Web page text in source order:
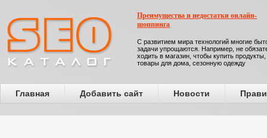
Преимущества и недостатки онлайн-
шоппинга
С развитием мира технологий многие
задачи упрощаются. Например, не
ходить в магазин, чтобы купить продукты,
товары для дома, сезонную одежду
Главная Добавить сайт Новости